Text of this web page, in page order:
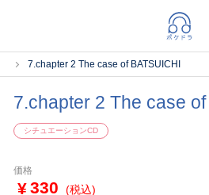
7.chapter 2 The case of BATSUICHI
7.chapter 2 The case
シチュエーションCD
価格
330 (税込)